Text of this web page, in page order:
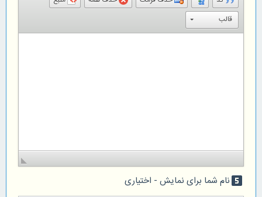
قالب
looks_5نام شما برای نمایش - اختیاری